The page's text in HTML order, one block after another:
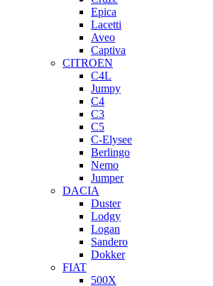
Epica
Lacetti
Aveo
Captiva
CITROEN
C4L
Jumpy
C4
C3
C5
C-Elysee
Berlingo
Nemo
Jumper
DACIA
Duster
Lodgy
Logan
Sandero
Dokker
FIAT
500X